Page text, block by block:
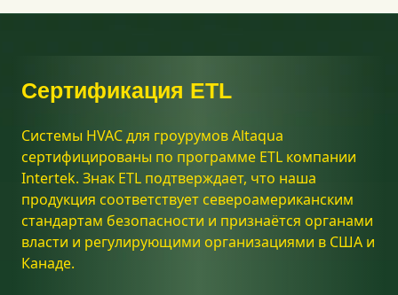
Сертификация ETL
Системы HVAC для гроурумов Altaqua
сертифицированы по программе ETL компании
Intertek. Знак ETL подтверждает, что наша
продукция соответствует североамериканским
стандартам безопасности и признаётся органами
власти и регулирующими организациями в США и
Канаде.